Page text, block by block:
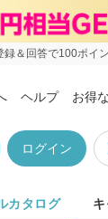
録＆回答で100ポイ
ヘルプ お得
ログイン
カタログ